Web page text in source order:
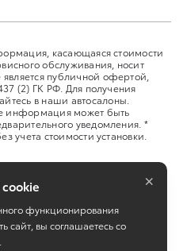
касающаяся стоимости
обслуживания, носит
публичной офертой,
(2) ГК РФ. Для получения
в наши автосалоны.
информация может быть
уведомления. *
учета стоимости установки.
функционирования
сайт, вы соглашаетесь со
×